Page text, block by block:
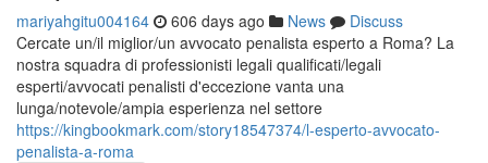
mariyahgitu004164 606 days ago News
Discuss
Cercate un/il miglior/un avvocato penalista esperto a Roma? La
nostra squadra di professionisti legali qualificati/legali
esperti/avvocati penalisti d'eccezione vanta una
lunga/notevole/ampia esperienza nel settore
https://kingbookmark.com/story18547374/l-esperto-avvocato-
penalista-a-roma